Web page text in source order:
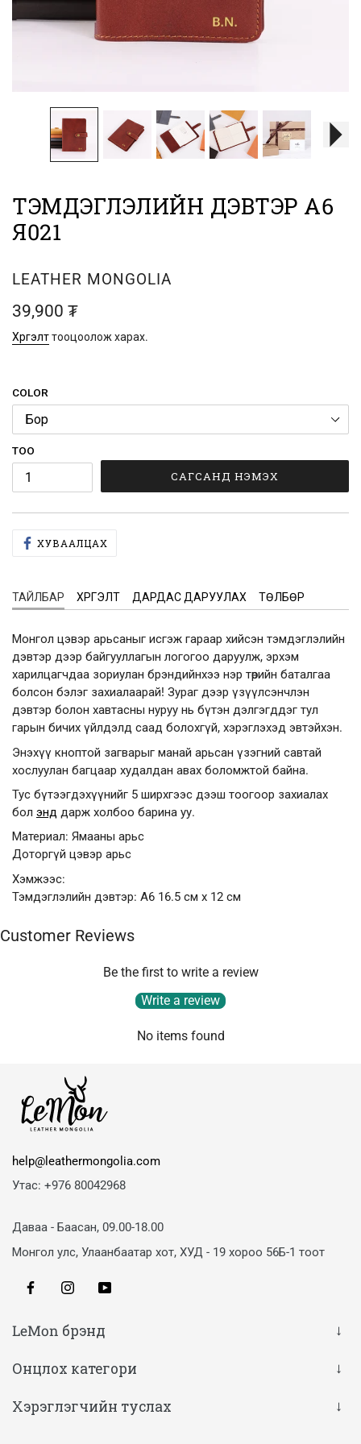
ТЭМДЭГЛЭЛИЙН ДЭВТЭР А6
Я021
ХУДАЛДАГЧ
LEATHER MONGOLIA
Тогтмол
үнэ
39,900 ₮
Хүргэлттооцоолож харах.
COLOR
ТОО
САГСАНД НЭМЭХ
ХУВААЛЦАХFACEBOOK
ХУВААЛЦАХ
ТАЙЛБАР ХҮРГЭЛТ ДАРДАС ДАРУУЛАХ ТӨЛБӨР
Монгол цэвэр арьсаныг исгэж гараар хийсэн тэмдэглэлийн
дэвтэр дээр байгууллагын логогоо даруулж, эрхэм
харилцагчдаа зориулан брэндийнхээ нэр төрийн баталгаа
болсон бэлэг захиалаарай! Зураг дээр үзүүлсэнчлэн
дэвтэр болон хавтасны нуруу нь бүтэн дэлгэгддэг тул
гарын бичих үйлдэлд саад болохгүй, хэрэглэхэд эвтэйхэн.
Энэхүү кноптой загварыг манай арьсан үзэгний савтай
хослуулан багцаар худалдан авах боломжтой байна.
Тус бүтээгдэхүүнийг 5 ширхгээс дээш тоогоор захиалах
бол энд дарж холбоо барина уу.
Материал: Ямааны арьс
Доторгүй цэвэр арьс
Хэмжээс:
Тэмдэглэлийн дэвтэр: А6 16.5 см x 12 см
Customer Reviews
Be the first to write a review
Write a review
No items found
help@leathermongolia.com
Утас: +976 80042968
Даваа - Баасан, 09.00-18.00
Монгол улс, Улаанбаатар хот, ХУД - 19 хороо 56Б-1 тоот
FacebookInstagramYouTube
LeMon брэнд
Онцлох категори
Хэрэглэгчийн туслах